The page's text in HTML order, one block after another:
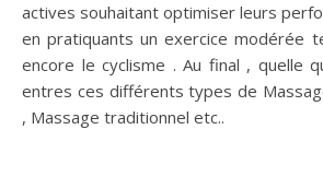
actives souhaitant optimiser leurs
en pratiquants un exercice modérée
encore le cyclisme . Au final , quelle
entres ces différents types de
, Massage traditionnel etc..